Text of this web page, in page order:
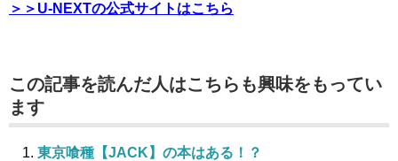
＞＞U-NEXTの公式サイトはこちら
この記事を読んだ人はこちらも興味をもってい
ます
東京喰種【JACK】の本はある！？